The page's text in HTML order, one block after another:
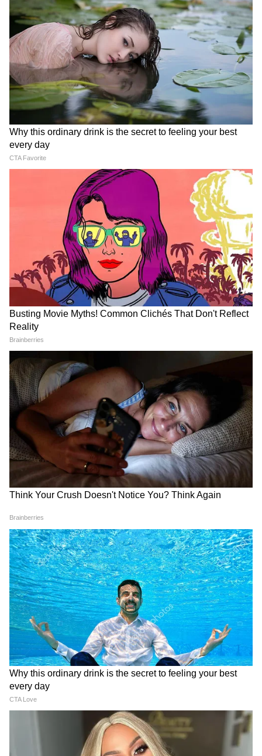
LATEST VIDEOS
Atiq Ahmed के बेटे की मौत पर घर पहुंचे
Akhilesh Yadav के विधायक, जमकर हो रही
फजीहत!
समुद्र की तरह क्यों हिल रहा था मोरबी के कुएं का
पानी? खुल गया सबसे बड़ा राज